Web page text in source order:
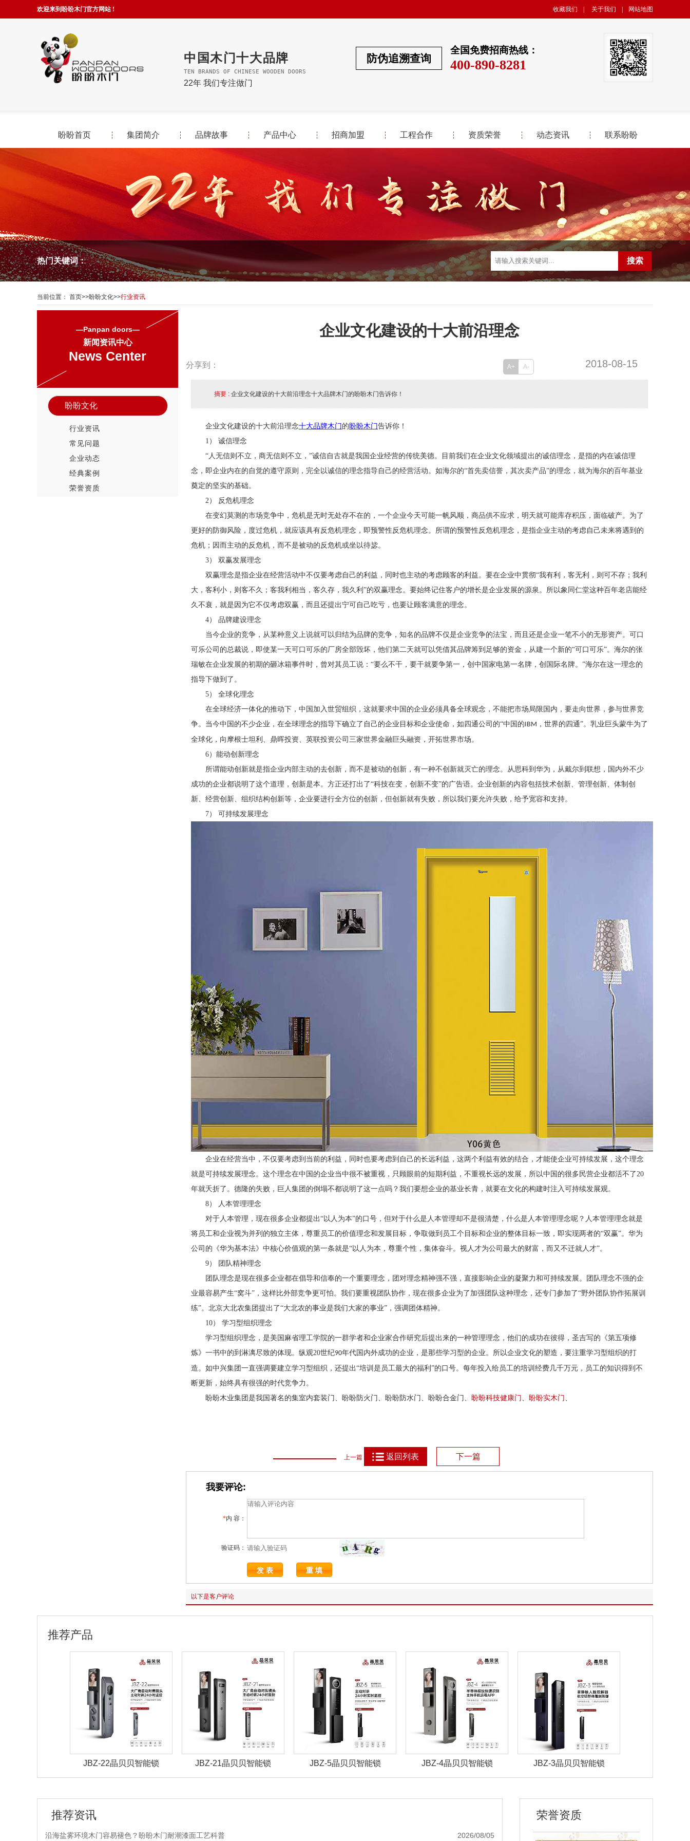
欢迎来到盼盼木门官方网站 ! 收藏我们 关于我们 网站地图
中国木门十大品牌
TEN BRANDS OF CHINESE WOODEN DOORS
22年 我们专注做门
全国免费招商热线：
400-890-8281
防伪追溯查询
盼盼首页 集团简介 品牌故事 产品中心 招商加盟 工程合作 资质荣誉 动态资讯 联系盼盼
热门关键词：
当前位置： 首页>>盼盼文化>>行业资讯
—Panpan doors—
新闻资讯中心
News Center
盼盼文化
行业资讯
常见问题
企业动态
经典案例
荣誉资质
企业文化建设的十大前沿理念
分享到： 2018-08-15
A+ A-
摘要 : 企业文化建设的十大前沿理念十大品牌木门的盼盼木门告诉你！
企业文化建设的十大前沿理念十大品牌木门 的盼盼木门告诉你！
1 ） 诚信理念
“人无信则不立，商无信则不立，”诚信自古就是我国企业经营的传统美德。目前我们在企业文化领域提出的诚信理念，是指的内在诚信理
念，即企业内在的自觉的遵守原则，完全以诚信的理念指导自己的经营活动。如海尔的“首先卖信誉，其次卖产品”的理念，就为海尔的百年基业
奠定的坚实的基础。
2） 反危机理念
在变幻莫测的市场竞争中，危机是无时无处存不在的，一个企业今天可能一帆风顺，商品供不应求，明天就可能库存积压，面临破产。为了
更好的防御风险，度过危机，就应该具有反危机理念，即预警性反危机理念。所谓的预警性反危机理念，是指企业主动的考虑自己未来将遇到的
危机；因而主动的反危机，而不是被动的反危机或坐以待毖。
3） 双赢发展理念
双赢理念是指企业在经营活动中不仅要考虑自己的利益，同时也主动的考虑顾客的利益。要在企业中贯彻“我有利，客无利，则可不存；我利
大，客利小，则客不久；客我利相当，客久存，我久利”的双赢理念。要始终记住客户的增长是企业发展的源泉。所以象同仁堂这种百年老店能经
久不衰，就是因为它不仅考虑双赢，而且还提出宁可自己吃亏，也要让顾客满意的理念。
4） 品牌建设理念
当今企业的竞争，从某种意义上说就可以归结为品牌的竞争，知名的品牌不仅是企业竞争的法宝，而且还是企业一笔不小的无形资产。可口
可乐公司的总裁说，即使某一天可口可乐的厂房全部毁坏，他们第二天就可以凭借其品牌筹到足够的资金，从建一个新的“可口可乐”。海尔的张
瑞敏在企业发展的初期的砸冰箱事件时，曾对其员工说：“要么不干，要干就要争第一，创中国家电第一名牌，创国际名牌。”海尔在这一理念的
指导下做到了。
5） 全球化理念
在全球经济一体化的推动下，中国加入世贸组织，这就要求中国的企业必须具备全球观念，不能把市场局限国内，要走向世界，参与世界竞
争。当今中国的不少企业，在全球理念的指导下确立了自己的企业目标和企业使命，如四通公司的“中国的IBM ，世界的四通”。乳业巨头蒙牛为了
全球化，向摩根士坦利、鼎晖投资、英联投资公司三家世界金融巨头融资，开拓世界市场。
6）能动创新理念
所谓能动创新就是指企业内部主动的去创新，而不是被动的创新，有一种不创新就灭亡的理念。从思科到华为，从戴尔到联想，国内外不少
成功的企业都说明了这个道理，创新是本。方正还打出了“科技在变，创新不变”的广告语。企业创新的内容包括技术创新、管理创新、体制创
新、经营创新、组织结构创新等，企业要进行全方位的创新，但创新就有失败，所以我们要允许失败，给予宽容和支持。
7） 可持续发展理念
企业在经营当中，不仅要考虑到当前的利益，同时也要考虑到自己的长远利益，这两个利益有效的结合，才能使企业可持续发展，这个理念
就是可持续发展理念。这个理念在中国的企业当中很不被重视，只顾眼前的短期利益，不重视长远的发展，所以中国的很多民营企业都活不了20
年就夭折了。德隆的失败，巨人集团的倒塌不都说明了这一点吗？我们要想企业的基业长青，就要在文化的构建时注入可持续发展观。
8） 人本管理理念
对于人本管理，现在很多企业都提出“以人为本”的口号，但对于什么是人本管理却不是很清楚，什么是人本管理理念呢？人本管理理念就是
将员工和企业视为并列的独立主体，尊重员工的价值理念和发展目标，争取做到员工个目标和企业的整体目标一致，即实现两者的“双赢”。华为
公司的《华为基本法》中核心价值观的第一条就是“以人为本，尊重个性，集体奋斗。视人才为公司最大的财富，而又不迁就人才”。
9） 团队精神理念
团队理念是现在很多企业都在倡导和信奉的一个重要理念，团对理念精神强不强，直接影响企业的凝聚力和可持续发展。团队理念不强的企
业最容易产生“窝斗”，这样比外部竞争更可怕。我们要重视团队协作，现在很多企业为了加强团队这种理念，还专门参加了“野外团队协作拓展训
练”。北京大北农集团提出了“大北农的事业是我们大家的事业”，强调团体精神。
10） 学习型组织理念
学习型组织理念，是美国麻省理工学院的一群学者和企业家合作研究后提出来的一种管理理念，他们的成功在彼得，圣吉写的《第五项修
炼》一书中的到淋漓尽致的体现。纵观20世纪90年代国内外成功的企业，是那些学习型的企业。所以企业文化的塑造，要注重学习型组织的打
造。如中兴集团一直强调要建立学习型组织，还提出“培训是员工最大的福利”的口号。每年投入给员工的培训经费几千万元，员工的知识得到不
断更新，始终具有很强的时代竞争力。
盼盼木业集团是我国著名的集室内套装门、盼盼防火门、盼盼防水门、盼盼合金门、 盼盼科技健康门 、 盼盼实木门 、
上一篇 返回列表 下一篇
我要评论:
*内 容：
验证码：
以下是客户评论
推荐产品
JBZ-22晶贝贝智能锁 JBZ-21晶贝贝智能锁 JBZ-5晶贝贝智能锁 JBZ-4晶贝贝智能锁 JBZ-3晶贝贝智能锁
推荐资讯
沿海盐雾环境木门容易褪色？盼盼木门耐潮漆面工艺科普 2026/08/05
荣誉资质